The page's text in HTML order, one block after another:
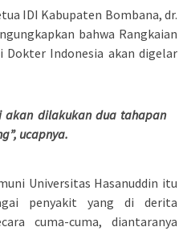
IDI Kabupaten Bombana, dr.
bahwa Rangkaian
Indonesia akan digelar
akan dilakukan dua tahapan
ucapnya.
Universitas Hasanuddin itu
penyakit yang di derita
cuma-cuma, diantaranya